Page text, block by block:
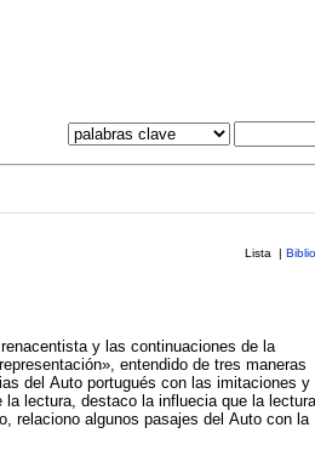
Lista |
y las continuaciones de la
entendido de tres maneras
del Auto portugués con las imitaciones y
lectura, destaco la influecia que la
relaciono algunos pasajes del Auto con la